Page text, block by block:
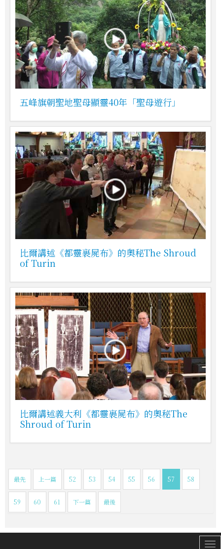
五峰旗朝聖地聖母顯靈40年「聖母遊行」
比爾講述《都靈裹屍布》的奧秘The Shroud
of Turin
比爾講述義大利《都靈裹屍布》的奧秘The
Shroud of Turin
最先 上一篇 52 53 54 55 56 57 58
59 60 61 下一篇 最後